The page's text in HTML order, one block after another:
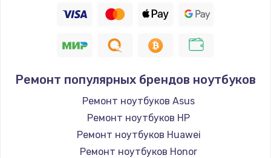
Ремонт популярных брендов ноутбуков
Ремонт ноутбуков Asus
Ремонт ноутбуков HP
Ремонт ноутбуков Huawei
Ремонт ноутбуков Honor